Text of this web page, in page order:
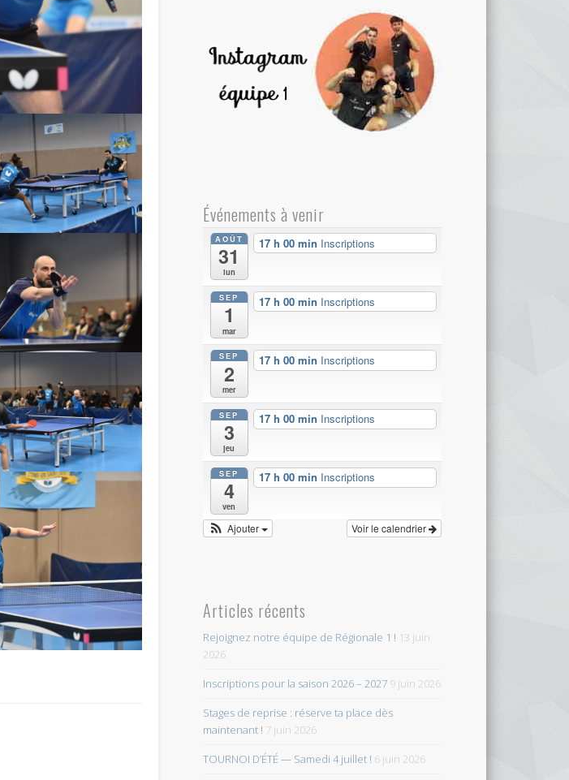
Événements à venir
AOÛT
31
lun
17 h 00 min Inscriptions
SEP
1
mar
17 h 00 min Inscriptions
SEP
2
mer
17 h 00 min Inscriptions
SEP
3
jeu
17 h 00 min Inscriptions
SEP
4
ven
17 h 00 min Inscriptions
Voir le calendrier
Ajouter
Articles récents
Rejoignez notre équipe de Régionale 1 ! 13 juin
2026
Inscriptions pour la saison 2026 – 2027 9 juin 2026
Stages de reprise : réserve ta place dès
maintenant ! 7 juin 2026
TOURNOI D’ÉTÉ — Samedi 4 juillet ! 6 juin 2026